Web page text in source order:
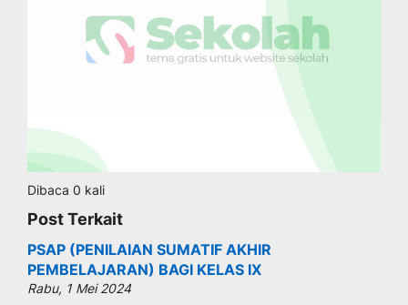
Dibaca 0 kali
Post Terkait
PSAP (PENILAIAN SUMATIF AKHIR
PEMBELAJARAN) BAGI KELAS IX
Rabu, 1 Mei 2024